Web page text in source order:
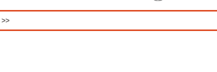
>>